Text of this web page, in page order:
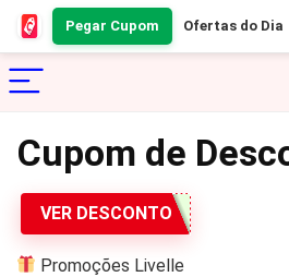
Pegar Cupom Ofertas do Dia
Cupom de
VER DESCONTO
Promoções Livelle